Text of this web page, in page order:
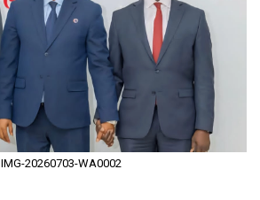
IMG-20260703-WA0002